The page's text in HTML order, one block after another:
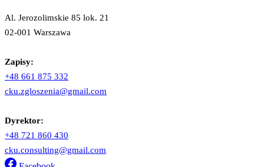
Al. Jerozolimskie 85 lok. 21
02-001 Warszawa
Zapisy:
+48 661 875 332
cku.zgloszenia@gmail.com
Dyrektor:
+48 721 860 430
cku.consulting@gmail.com